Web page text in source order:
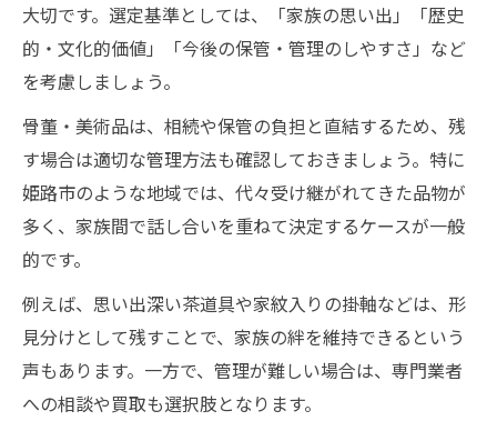
大切です。選定基準としては、「家族の思い出」「歴史
的・文化的価値」「今後の保管・管理のしやすさ」など
を考慮しましょう。
骨董・美術品は、相続や保管の負担と直結するため、残
す場合は適切な管理方法も確認しておきましょう。特に
姫路市のような地域では、代々受け継がれてきた品物が
多く、家族間で話し合いを重ねて決定するケースが一般
的です。
例えば、思い出深い茶道具や家紋入りの掛軸などは、形
見分けとして残すことで、家族の絆を維持できるという
声もあります。一方で、管理が難しい場合は、専門業者
への相談や買取も選択肢となります。